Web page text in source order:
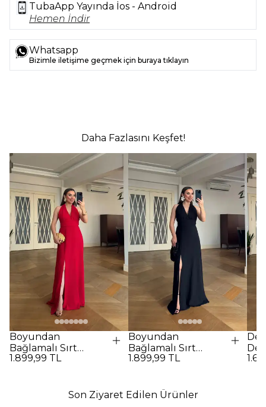
TubaApp Yayında İos - Android
Hemen İndir
Whatsapp
Bizimle iletişime geçmek için buraya tıklayın
Daha Fazlasını Keşfet!
Boyundan
Bağlamalı Sırt
Dekolteli Uzun
1.899,99 TL
Boyundan
Bağlamalı Sırt
Dekolteli Uzun
1.899,99 TL
Son Ziyaret Edilen Ürünler